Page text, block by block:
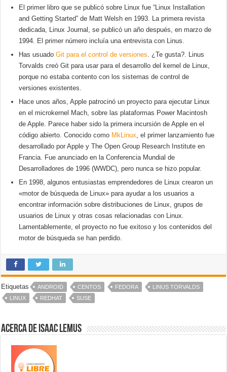
El primer libro que se publicó sobre Linux fue “Linux Installation
and Getting Started” de Matt Welsh en 1993. La primera revista
dedicada, Linux Journal, se publicó un año después, en marzo de
1994. El primer número incluía una entrevista con Linus.
Has usuadoGit para el control de versiones. ¿Te gusta?. Linus
Torvalds creó Git para usar para el desarrollo del kernel de Linux,
porque no estaba contento con los sistemas de control de
versiones existentes.
Hace unos años, Apple patrocinó un proyecto para ejecutar Linux
en el microkernel Mach, sobre las plataformas Power Macintosh
de Apple. Parece haber sido la primera incursión de Apple en el
código abierto. Conocido como MkLinux, el primer lanzamiento fue
desarrollado por Apple y The Open Group Research Institute en
Francia. Fue anunciado en la Conferencia Mundial de
Desarrolladores de 1996 (WWDC), pero nunca se hizo popular.
En 1998, algunos entusiastas emprendedores de Linux crearon un
«motor de búsqueda de Linux» para ayudar a los usuarios a
encontrar información sobre distribuciones de Linux, grupos de
usuarios de Linux y otras cosas relacionadas con Linux.
Lamentablemente, el proyecto no fue exitoso y los contenidos del
motor de búsqueda se han perdido.
Etiquetas ANDROID CENTOS FEDORA
LINUS TORVALDS
LINUX
REDHAT SUSE
Acerca de Isaac Lemus